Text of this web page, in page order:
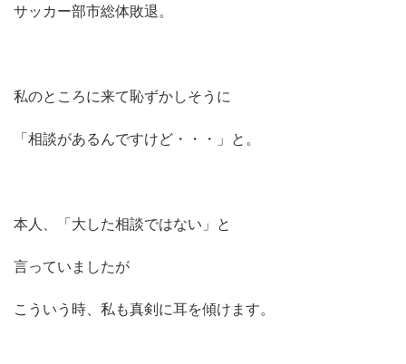
サッカー部市総体敗退。
私のところに来て恥ずかしそうに
「相談があるんですけど・・・」と。
本人、「大した相談ではない」と
言っていましたが
こういう時、私も真剣に耳を傾けます。